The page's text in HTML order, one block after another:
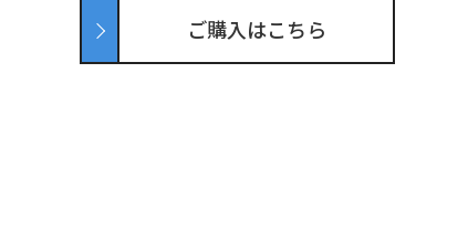
ご購入はこちら